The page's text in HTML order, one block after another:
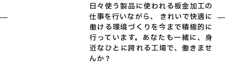
日々使う製品に使われる板金加工の
仕事を行いながら、 きれいで快適に
働ける環境づくりを今まで積極的に
行っています。あなたも一緒に、身
近なひとに誇れる工場で、働きませ
んか？